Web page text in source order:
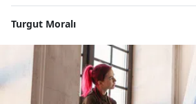
Turgut Moralı